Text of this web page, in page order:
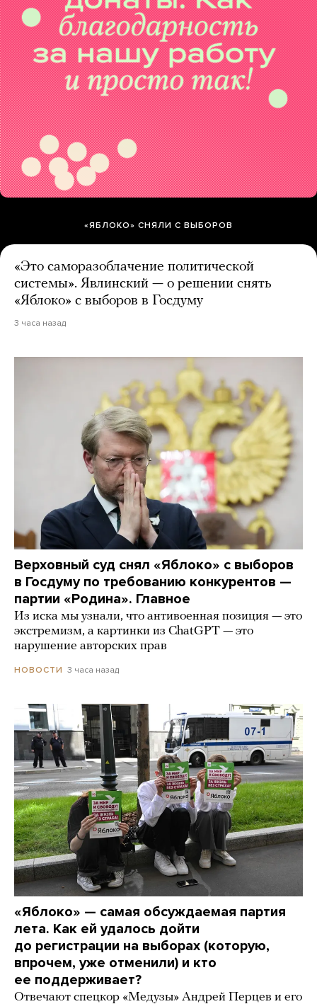
«ЯБЛОКО» СНЯЛИ С ВЫБОРОВ
«Это саморазоблачение политической
системы». Явлинский — о решении снять
«Яблоко» с выборов в Госдуму
3 часа назад
Верховный суд снял «Яблоко» с выборов
в Госдуму по требованию конкурентов —
партии «Родина». Главное
Из иска мы узнали, что антивоенная позиция — это
экстремизм, а картинки из СhatGPT — это
нарушение авторских прав
НОВОСТИ 3 часа назад
«Яблоко» — самая обсуждаемая партия
лета. Как ей удалось дойти
до регистрации на выборах (которую,
впрочем, уже отменили) и кто
ее поддерживает?
Отвечают спецкор «Медузы» Андрей Перцев и его